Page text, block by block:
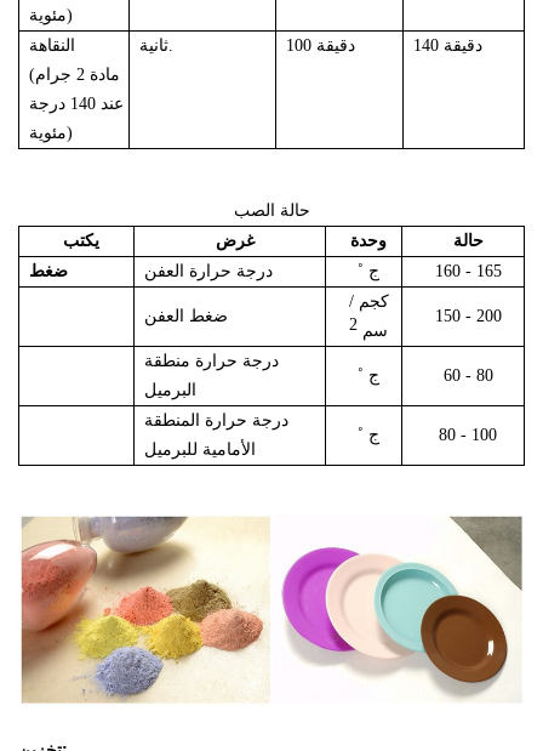
مئوية)
النقاهة
(مادة 2 جرام
عند 140 درجة
مئوية)
ثانية. 100 دقيقة 140 دقيقة
حالة الصب
يكتب
غرض وحدة
حالة
ضغط
درجة حرارة العفن ˚ ج 160 - 165
ضغط العفن
كجم /
سم 2 150 - 200
درجة حرارة منطقة
البرميل
˚ ج 60 - 80
درجة حرارة المنطقة
الأمامية للبرميل
˚ ج 80 - 100